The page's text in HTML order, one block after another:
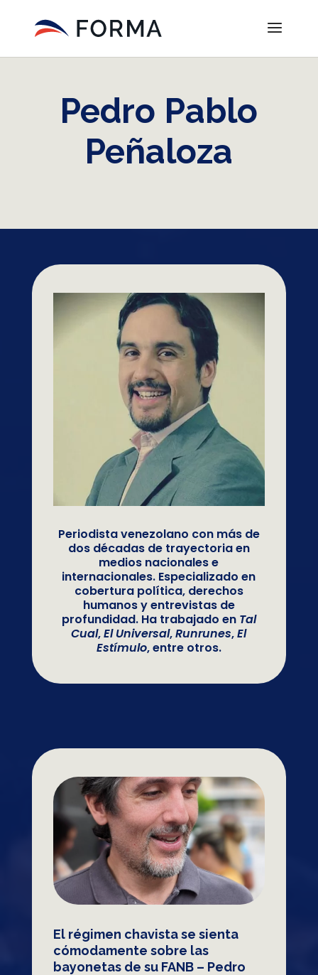
Pedro Pablo
Peñaloza
Periodista venezolano con más de
dos décadas de trayectoria en
medios nacionales e
internacionales. Especializado en
cobertura política, derechos
humanos y entrevistas de
profundidad. Ha trabajado en Tal
Cual,El Universal,Runrunes,El
Estímulo, entre otros.
El régimen chavista se sienta
cómodamente sobre las
bayonetas de su FANB – Pedro